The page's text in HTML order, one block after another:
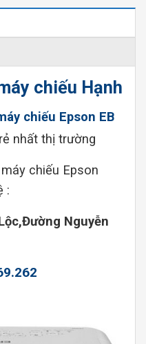
chiếu Hạnh
chiếu Epson EB
nhất thị trường
chiếu Epson
:
Nguyễn